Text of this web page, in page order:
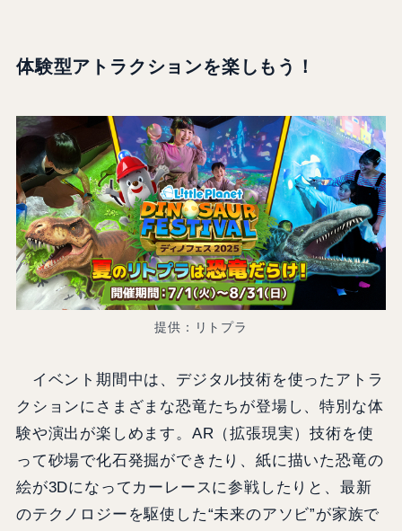
体験型アトラクションを楽しもう！
提供：リトプラ
イベント期間中は、デジタル技術を使ったアトラ
クションにさまざまな恐竜たちが登場し、特別な体
験や演出が楽しめます。AR（拡張現実）技術を使
って砂場で化石発掘ができたり、紙に描いた恐竜の
絵が3Dになってカーレースに参戦したりと、最新
のテクノロジーを駆使した“未来のアソビ”が家族で